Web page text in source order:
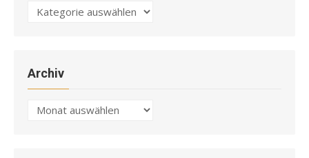
Kategorien
Archiv
Archiv